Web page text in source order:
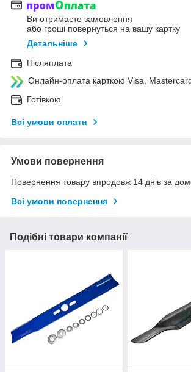
Ви отримаєте замовлення
або гроші повернуться на вашу картку
Детальніше
Післяплата
Онлайн-оплата карткою Visa,
Готівкою
Всі умови оплати
Умови повернення
Повернення товару впродовж 14 днів за
Всі умови повернення
Подібні товари компанії